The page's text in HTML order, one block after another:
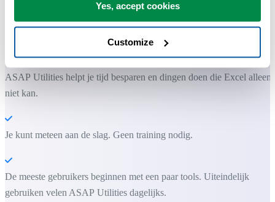
Yes, accept cookies
Customize
Praktische tools die veel Excel-gebruikers in Excel missen.
Bespaar tijd in Excel. Snel en eenvoudig.
ASAP Utilities helpt je tijd besparen en dingen doen die Excel alleen
niet kan.
Je kunt meteen aan de slag. Geen training nodig.
De meeste gebruikers beginnen met een paar tools. Uiteindelijk
gebruiken velen ASAP Utilities dagelijks.